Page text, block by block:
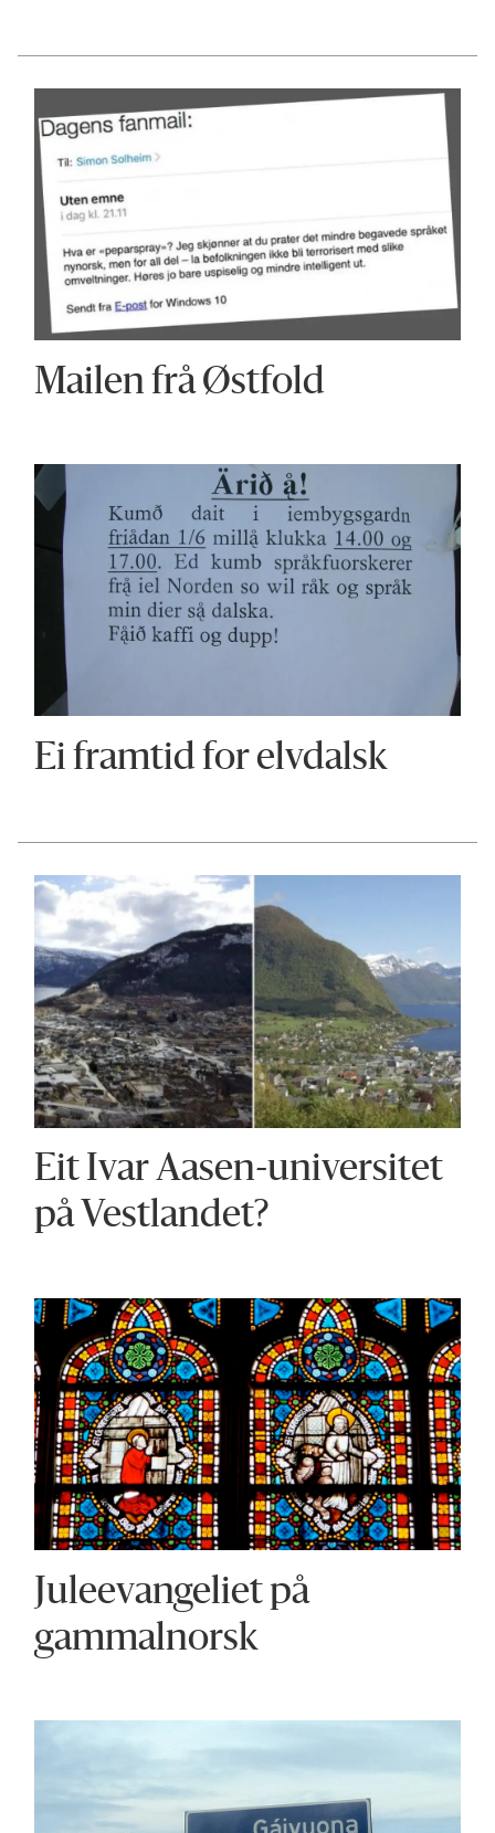
Mailen frå Østfold
Ei framtid for elvdalsk
Eit Ivar Aasen-universitet
på Vestlandet?
Juleevangeliet på
gammalnorsk